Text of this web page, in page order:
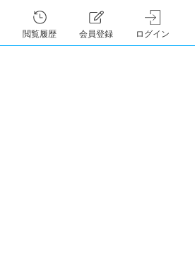
閲覧履歴 会員登録 ログイン